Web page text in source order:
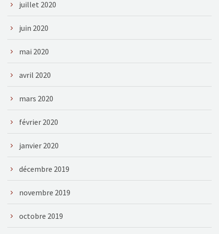
juillet 2020
juin 2020
mai 2020
avril 2020
mars 2020
février 2020
janvier 2020
décembre 2019
novembre 2019
octobre 2019